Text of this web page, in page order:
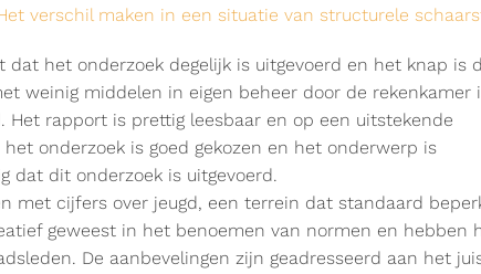
verschil maken in een situatie van structurele
dat het onderzoek degelijk is uitgevoerd en het knap is
weinig middelen in eigen beheer door de rekenkamer
Het rapport is prettig leesbaar en op een uitstekende
onderzoek is goed gekozen en het onderwerp is
dat dit onderzoek is uitgevoerd.
met cijfers over jeugd, een terrein dat standaard
geweest in het benoemen van normen en hebben
De aanbevelingen zijn geadresseerd aan het